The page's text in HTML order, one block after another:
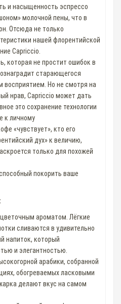
и насыщенность эспрессо
молочной пены, что в
Отсюда не только
нашей флорентийской
Capriccio.
которая не простит ошибок в
старающегося
восприятием. Но не смотря на
нрав, Capriccio может дать
это сохранение технологии
к личному
«чувствует», кто его
дух» к величию,
только для похожей
покорить ваше
ароматом. Лёгкие
сливаются в удивительно
напиток, который
и элегантностью.
арабики, собранной
обогреваемых ласковыми
делают вкус на самом